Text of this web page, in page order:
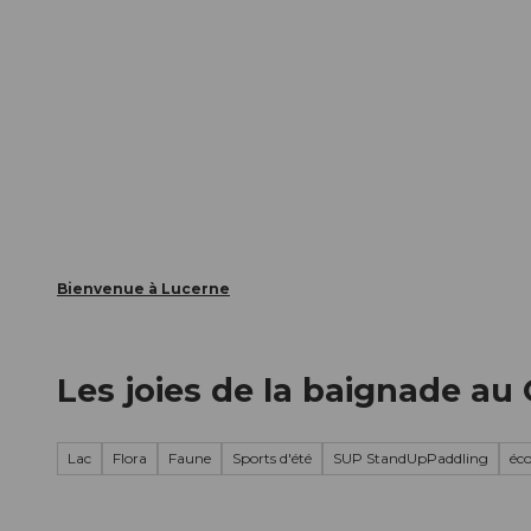
Bienvenue à Lucerne
Les joies de la baignade au
Lac Flora Faune Sports d'été SUP StandUpPaddling